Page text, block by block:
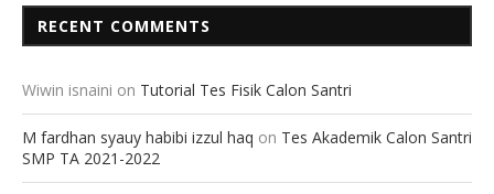
RECENT COMMENTS
Wiwin isnaini on Tutorial Tes Fisik Calon Santri
M fardhan syauy habibi izzul haq on Tes Akademik Calon Santri
SMP TA 2021-2022